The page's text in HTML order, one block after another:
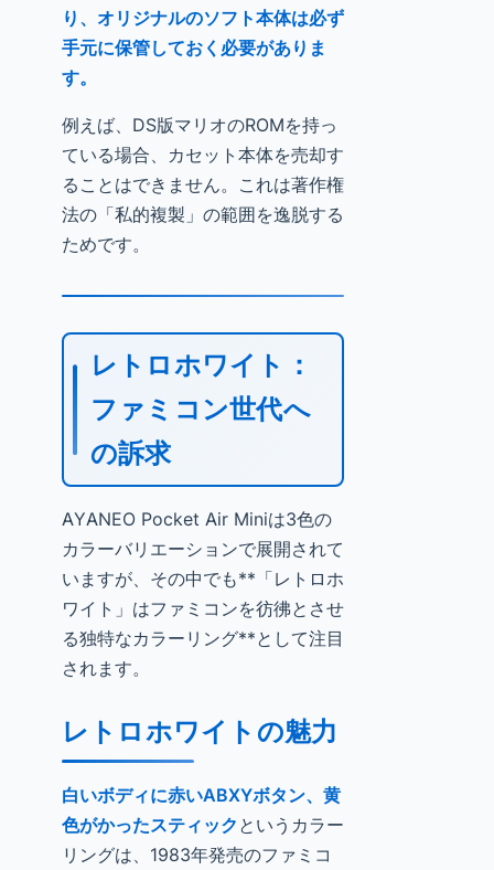
り、オリジナルのソフト本体は必ず
手元に保管しておく必要がありま
す。
例えば、DS版マリオのROMを持っ
ている場合、カセット本体を売却す
ることはできません。これは著作権
法の「私的複製」の範囲を逸脱する
ためです。
レトロホワイト：
ファミコン世代へ
の訴求
AYANEO Pocket Air Miniは3色の
カラーバリエーションで展開されて
いますが、その中でも**「レトロホ
ワイト」はファミコンを彷彿とさせ
る独特なカラーリング**として注目
されます。
レトロホワイトの魅力
白いボディに赤いABXYボタン、黄
色がかったスティック というカラー
リングは、1983年発売のファミコ